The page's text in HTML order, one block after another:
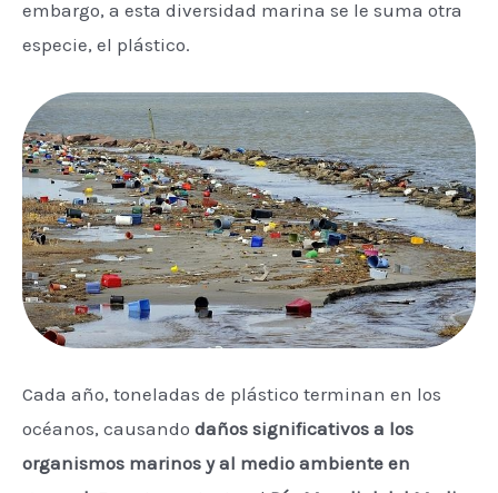
embargo, a esta diversidad marina se le suma otra
especie, el plástico.
Cada año, toneladas de plástico terminan en los
océanos, causando daños significativos a los
organismos marinos y al medio ambiente en